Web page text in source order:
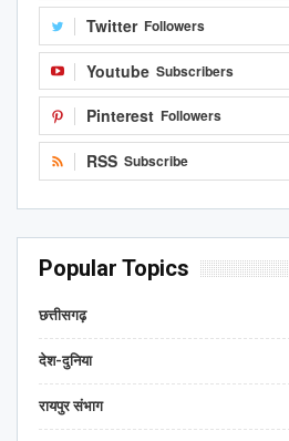
Twitter Followers
Youtube Subscribers
Pinterest Followers
RSS Subscribe
Popular Topics
छत्तीसगढ़
देश-दुनिया
रायपुर संभाग